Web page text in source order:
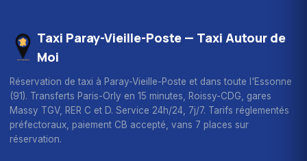
Taxi Paray-Vieille-Poste — Taxi Autour de
Moi
Réservation de taxi à Paray-Vieille-Poste et dans toute l'Essonne
(91). Transferts Paris-Orly en 15 minutes, Roissy-CDG, gares
Massy TGV, RER C et D. Service 24h/24, 7j/7. Tarifs réglementés
préfectoraux, paiement CB accepté, vans 7 places sur
réservation.